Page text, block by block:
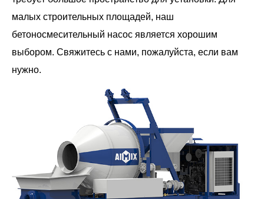
малых строительных площадей, наш
бетоносмесительный насос является хорошим
выбором. Свяжитесь с нами, пожалуйста, если вам
нужно.